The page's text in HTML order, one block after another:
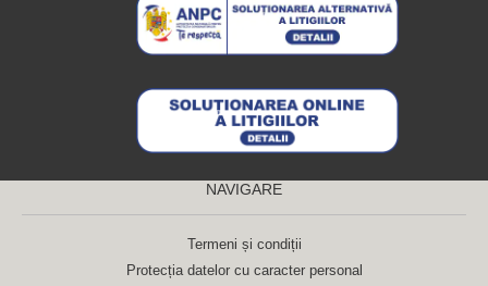
NAVIGARE
Termeni și condiții
Protecția datelor cu caracter personal